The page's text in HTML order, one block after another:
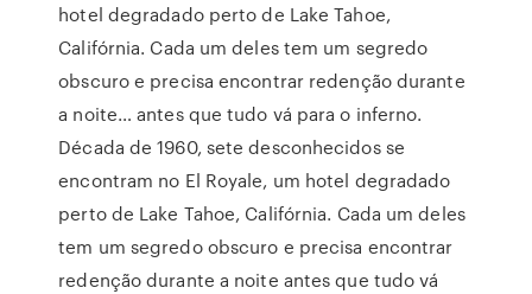
hotel degradado perto de Lake Tahoe,
Califórnia. Cada um deles tem um segredo
obscuro e precisa encontrar redenção durante
a noite… antes que tudo vá para o inferno.
Década de 1960, sete desconhecidos se
encontram no El Royale, um hotel degradado
perto de Lake Tahoe, Califórnia. Cada um deles
tem um segredo obscuro e precisa encontrar
redenção durante a noite antes que tudo vá